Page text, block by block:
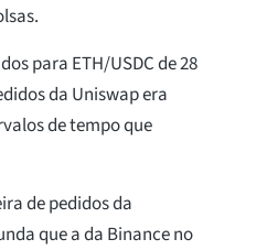
para ETH/USDC de 28
da Uniswap era
de tempo que
de pedidos da
que a da Binance no